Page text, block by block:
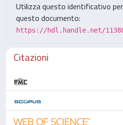
Utilizza questo identificativo
questo documento:
https://hdl.handle.net/
Citazioni